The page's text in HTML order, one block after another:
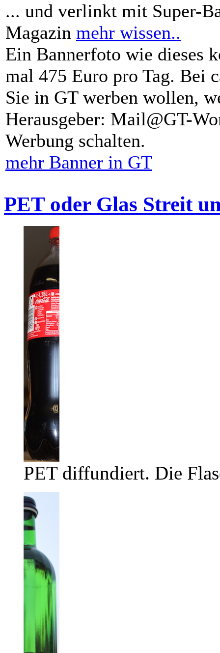
... und verlinkt mit Super-
Magazin mehr wissen..
Ein Bannerfoto wie dieses
mal 475 Euro pro Tag. Bei
Sie in GT werben wollen,
Herausgeber: Mail@GT-
Werbung schalten.
mehr Banner in GT
PET oder Glas Streit
PET diffundiert. Die